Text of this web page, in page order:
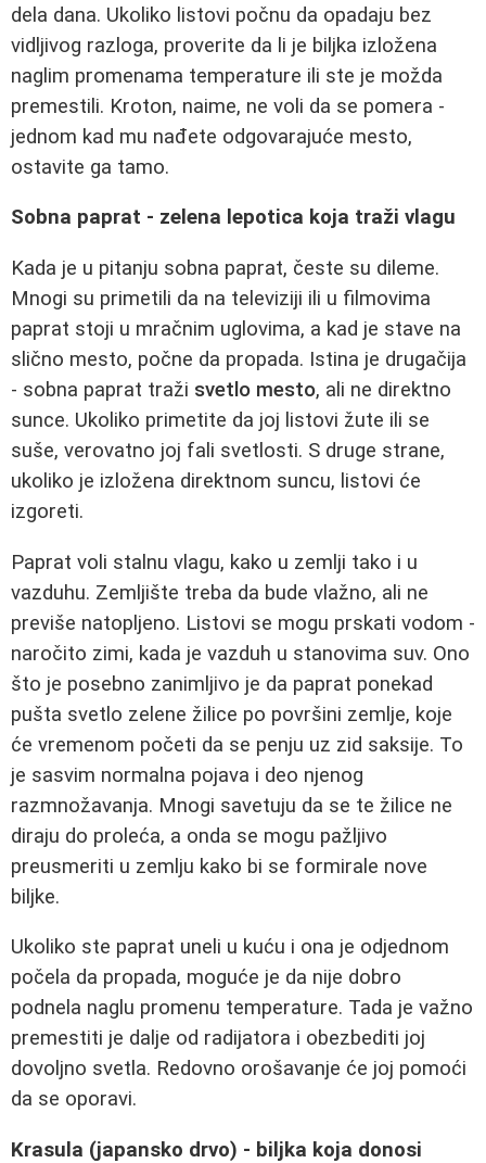
dela dana. Ukoliko listovi počnu da opadaju bez
vidljivog razloga, proverite da li je biljka izložena
naglim promenama temperature ili ste je možda
premestili. Kroton, naime, ne voli da se pomera -
jednom kad mu nađete odgovarajuće mesto,
ostavite ga tamo.
Sobna paprat - zelena lepotica koja traži vlagu
Kada je u pitanju sobna paprat, česte su dileme.
Mnogi su primetili da na televiziji ili u filmovima
paprat stoji u mračnim uglovima, a kad je stave na
slično mesto, počne da propada. Istina je drugačija
- sobna paprat traži svetlo mesto, ali ne direktno
sunce. Ukoliko primetite da joj listovi žute ili se
suše, verovatno joj fali svetlosti. S druge strane,
ukoliko je izložena direktnom suncu, listovi će
izgoreti.
Paprat voli stalnu vlagu, kako u zemlji tako i u
vazduhu. Zemljište treba da bude vlažno, ali ne
previše natopljeno. Listovi se mogu prskati vodom -
naročito zimi, kada je vazduh u stanovima suv. Ono
što je posebno zanimljivo je da paprat ponekad
pušta svetlo zelene žilice po površini zemlje, koje
će vremenom početi da se penju uz zid saksije. To
je sasvim normalna pojava i deo njenog
razmnožavanja. Mnogi savetuju da se te žilice ne
diraju do proleća, a onda se mogu pažljivo
preusmeriti u zemlju kako bi se formirale nove
biljke.
Ukoliko ste paprat uneli u kuću i ona je odjednom
počela da propada, moguće je da nije dobro
podnela naglu promenu temperature. Tada je važno
premestiti je dalje od radijatora i obezbediti joj
dovoljno svetla. Redovno orošavanje će joj pomoći
da se oporavi.
Krasula (japansko drvo) - biljka koja donosi